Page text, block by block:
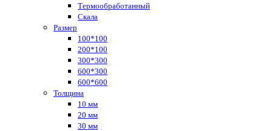
Термообработанный
Скала
Размер
100*100
200*100
300*300
600*300
600*600
Толщина
10 мм
20 мм
30 мм